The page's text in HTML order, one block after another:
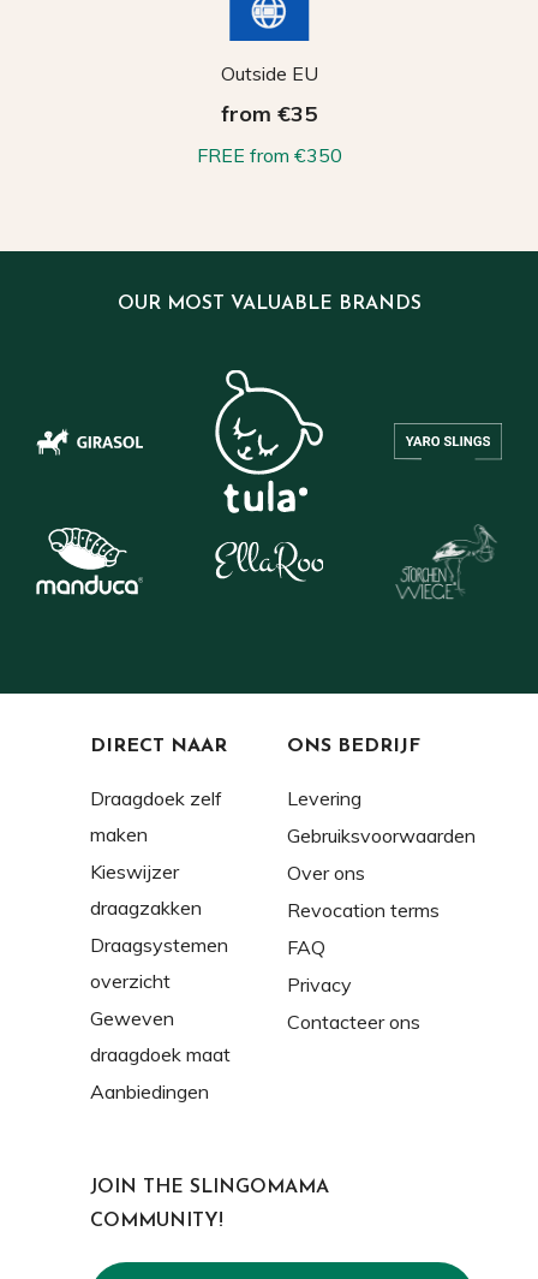
Outside EU
from €35
FREE from €350
OUR MOST VALUABLE BRANDS
DIRECT NAAR
Draagdoek zelf
maken
Kieswijzer
draagzakken
Draagsystemen
overzicht
Geweven
draagdoek maat
Aanbiedingen
ONS BEDRIJF
Levering
Gebruiksvoorwaarden
Over ons
Revocation terms
FAQ
Privacy
Contacteer ons
JOIN THE SLINGOMAMA
COMMUNITY!